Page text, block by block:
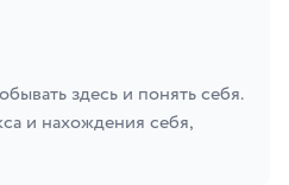
здесь и понять себя.
и нахождения себя,